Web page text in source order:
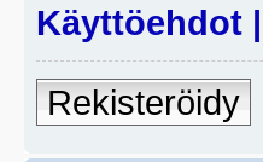
Käyttöehdot |
Rekisteröidy